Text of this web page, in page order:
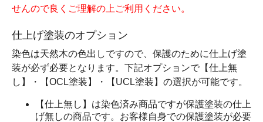
せんので良くご理解の上ご利用ください。
仕上げ塗装のオプション
染色は天然木の色出しですので、保護のために仕上げ塗
装が必ず必要となります。下記オプションで【仕上無
し】・【OCL塗装】・【UCL塗装】の選択が可能です。
【仕上無し】は染色済み商品ですが保護塗装の仕上
げ無しの商品です。お客様自身での保護塗装が必要